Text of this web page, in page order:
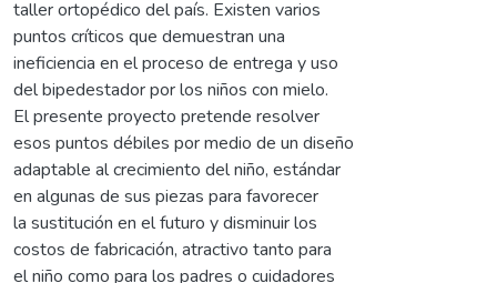
taller ortopédico del país. Existen varios
puntos críticos que demuestran una
ineficiencia en el proceso de entrega y uso
del bipedestador por los niños con mielo.
El presente proyecto pretende resolver
esos puntos débiles por medio de un diseño
adaptable al crecimiento del niño, estándar
en algunas de sus piezas para favorecer
la sustitución en el futuro y disminuir los
costos de fabricación, atractivo tanto para
el niño como para los padres o cuidadores